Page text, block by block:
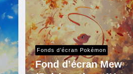
Fonds d’écran Pokémon
Fond d’écran Mew